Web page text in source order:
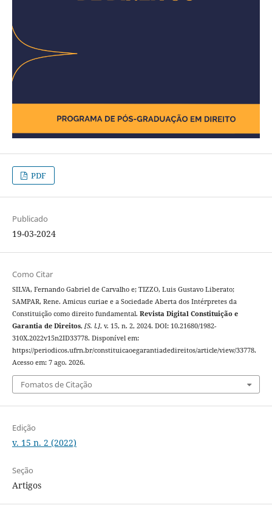
PDF
Publicado
19-03-2024
Como Citar
SILVA, Fernando Gabriel de Carvalho e; TIZZO, Luis Gustavo Liberato;
SAMPAR, Rene. Amicus curiae e a Sociedade Aberta dos Intérpretes da
Constituição como direito fundamental. Revista Digital Constituição e
Garantia de Direitos, [S. l.], v. 15, n. 2, 2024. DOI: 10.21680/1982-
310X.2022v15n2ID33778. Disponível em:
https://periodicos.ufrn.br/constituicaoegarantiadedireitos/article/view/33778.
Acesso em: 7 ago. 2026.
Fomatos de Citação
Edição
v. 15 n. 2 (2022)
Seção
Artigos